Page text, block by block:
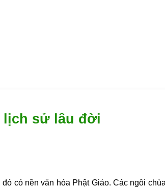
lịch sử lâu đời
có nền văn hóa Phật Giáo. Các ngôi